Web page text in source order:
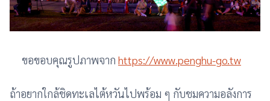
ขอขอบคุณรูปภาพจาก https://www.penghu-go.tw
ถ้าอยากใกล้ชิดทะเลไต้หวันไปพร้อม ๆ กับชมความอลังการ